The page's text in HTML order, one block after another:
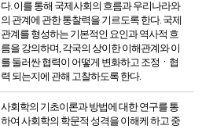
다. 이를 통해 국제사회의 흐름과 우리나라와
의 관계에 관한 통찰력을 기르도록 한다. 국제
관계를 형성하는 기본적인 요인과 역사적 흐
름을 강의하며, 각국의 상이한 이해관계와 이
를 둘러싼 협력이 어떻게 변화하고 조정ㆍ협
력 되는지에 관해 고찰하도록 한다.
사회학의 기초이론과 방법에 대한 연구를 통
하여 사회학의 학문적 성격을 이해케 하고 중